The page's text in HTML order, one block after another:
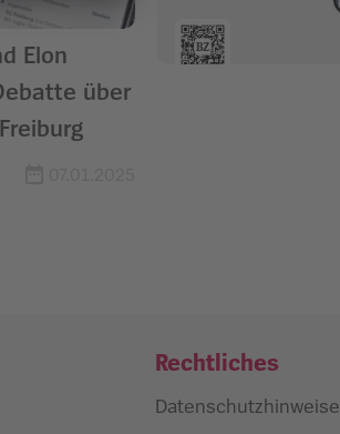
Elon
über
Rechtliches
Datenschutzhinweise